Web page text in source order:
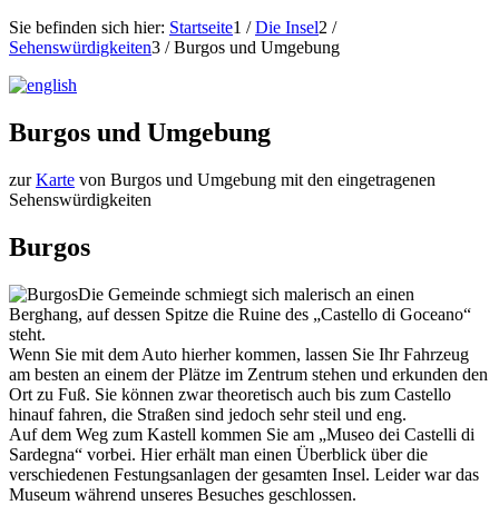
Sie befinden sich hier: Startseite1 / Die Insel2 /
Sehenswürdigkeiten3 / Burgos und Umgebung
Burgos und Umgebung
zurKarte von Burgos und Umgebung mit den eingetragenen
Sehenswürdigkeiten
Burgos
Die Gemeinde schmiegt sich malerisch an einen
Berghang, auf dessen Spitze die Ruine des „Castello di Goceano“
steht.
Wenn Sie mit dem Auto hierher kommen, lassen Sie Ihr Fahrzeug
am besten an einem der Plätze im Zentrum stehen und erkunden den
Ort zu Fuß. Sie können zwar theoretisch auch bis zum Castello
hinauf fahren, die Straßen sind jedoch sehr steil und eng.
Auf dem Weg zum Kastell kommen Sie am „Museo dei Castelli di
Sardegna“ vorbei. Hier erhält man einen Überblick über die
verschiedenen Festungsanlagen der gesamten Insel. Leider war das
Museum während unseres Besuches geschlossen.